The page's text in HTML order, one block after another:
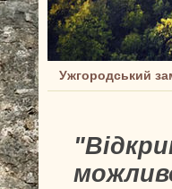
Ужгородський